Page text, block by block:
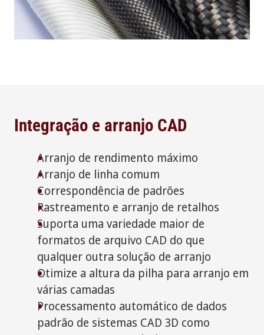
Integração e arranjo CAD
Arranjo de rendimento máximo
Arranjo de linha comum
Correspondência de padrões
Rastreamento e arranjo de retalhos
Suporta uma variedade maior de
formatos de arquivo CAD do que
qualquer outra solução de arranjo
Otimize a altura da pilha para arranjo em
várias camadas
Processamento automático de dados
padrão de sistemas CAD 3D como